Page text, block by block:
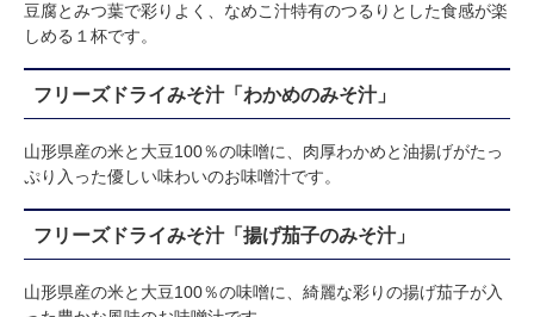
豆腐とみつ葉で彩りよく、なめこ汁特有のつるりとした食感が楽
しめる１杯です。
フリーズドライみそ汁「わかめのみそ汁」
山形県産の米と大豆100％の味噌に、肉厚わかめと油揚げがたっ
ぷり入った優しい味わいのお味噌汁です。
フリーズドライみそ汁「揚げ茄子のみそ汁」
山形県産の米と大豆100％の味噌に、綺麗な彩りの揚げ茄子が入